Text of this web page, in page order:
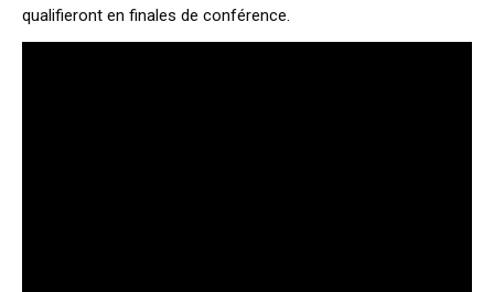
qualifieront en finales de conférence.